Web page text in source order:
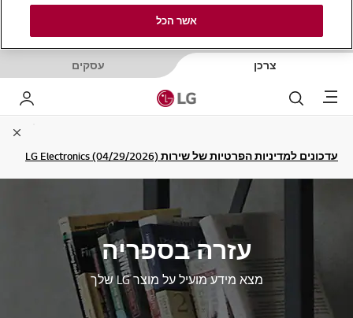
צרכן עסקים
Menu לחפש LG שלי
עדכונים למדיניות הפרטיות של שירות LG Electronics (04/29/2026)
עזרה בספריה
מצא מידע מועיל על מוצר LG שלך
אשר הכל